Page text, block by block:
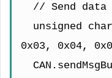
// Send data
unsigned
0x03, 0x04,